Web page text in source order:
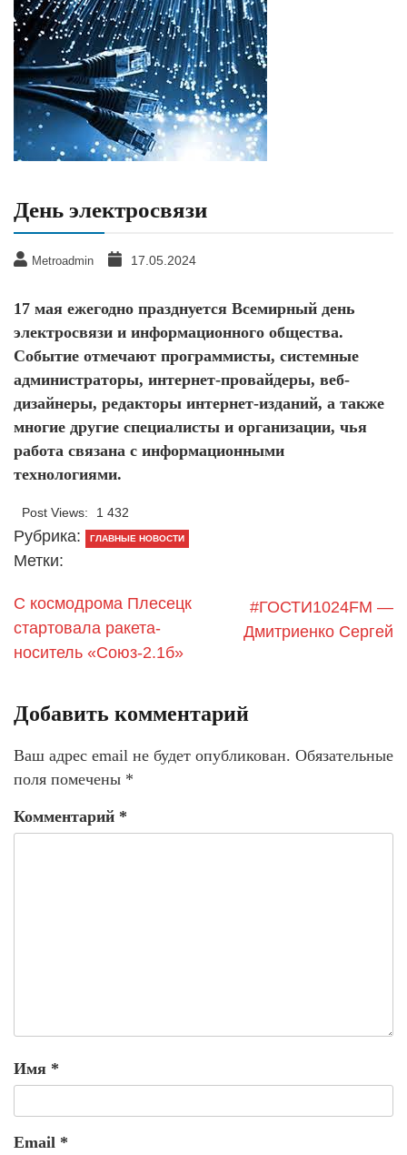
День электросвязи
Metroadmin 17.05.2024
17 мая ежегодно празднуется Всемирный день
электросвязи и информационного общества.
Событие отмечают программисты, системные
администраторы, интернет-провайдеры, веб-
дизайнеры, редакторы интернет-изданий, а также
многие другие специалисты и организации, чья
работа связана с информационными
технологиями.
Post Views: 1 432
Рубрика: ГЛАВНЫЕ НОВОСТИ
Метки:
С космодрома Плесецк
стартовала ракета-
носитель «Союз-2.1б»
#ГОСТИ1024FM —
Дмитриенко Сергей
Добавить комментарий
Ваш адрес email не будет опубликован. Обязательные
поля помечены *
Комментарий *
Имя *
Email *